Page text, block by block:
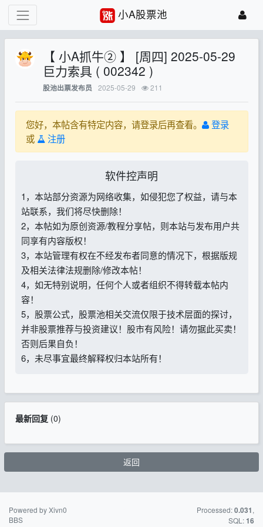
小A股票池
【 小A抓牛② 】 [周四] 2025-05-29
巨力索具 ( 002342 )
股池出票发布员 2025-05-29 211
您好，本帖含有特定内容，请登录后再查看。
登录
或
注册
软件控声明
1，本站部分资源为网络收集，如侵犯您了权益，请与本
站联系，我们将尽快删除！
2，本帖如为原创资源/教程分享帖，则本站与发布用户共
同享有内容版权！
3，本站管理有权在不经发布者同意的情况下，根据版规
及相关法律法规删除/修改本帖！
4，如无特别说明，任何个人或者组织不得转载本帖内
容！
5，股票公式，股票池相关交流仅限于技术层面的探讨，
并非股票推荐与投资建议！股市有风险！请勿据此买卖！
否则后果自负！
6，未尽事宜最终解释权归本站所有！
最新回复(0)
返回
Powered by Xivn0
BBS
Processed:0.031,
SQL:16